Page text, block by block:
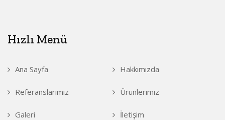
Hızlı Menü
Ana Sayfa Hakkımızda
Referanslarımız Ürünlerimiz
Galeri İletişim